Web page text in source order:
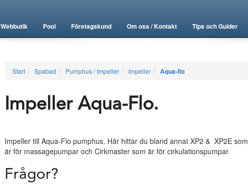
Webbutik Pool Företagskund Om oss / Kontakt Tips och Guider
Start Spabad Pumphus / Impeller Impeller Aqua-flo
Impeller Aqua-Flo.
Impeller till Aqua-Flo pumphus. Här hittar du bland annat XP2 & XP2E som
är för massagepumpar och Cirkmaster som är för cirkulationspumpar.
Frågor?